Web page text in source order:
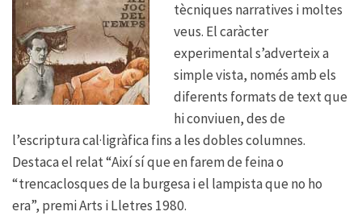
tècniques narratives i moltes
veus. El caràcter
experimental s’adverteix a
simple vista, només amb els
diferents formats de text que
hi conviuen, des de
l’escriptura cal·ligràfica fins a les dobles columnes.
Destaca el relat “Així sí que en farem de feina o
“trencaclosques de la burgesa i el lampista que no ho
era”, premi Arts i Lletres 1980.